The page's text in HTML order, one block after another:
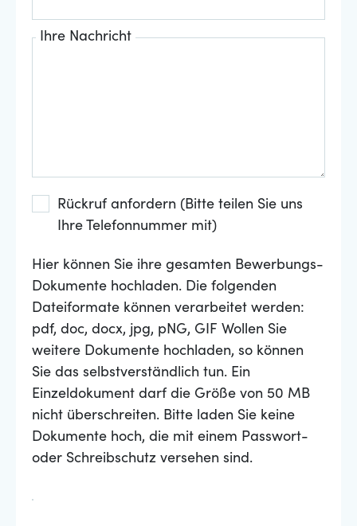
Ihre Nachricht
Rückruf anfordern (Bitte teilen Sie uns
Ihre Telefonnummer mit)
Hier können Sie ihre gesamten Bewerbungs-
Dokumente hochladen. Die folgenden
Dateiformate können verarbeitet werden:
pdf, doc, docx, jpg, pNG, GIF Wollen Sie
weitere Dokumente hochladen, so können
Sie das selbstverständlich tun. Ein
Einzeldokument darf die Größe von 50 MB
nicht überschreiten. Bitte laden Sie keine
Dokumente hoch, die mit einem Passwort-
oder Schreibschutz versehen sind.